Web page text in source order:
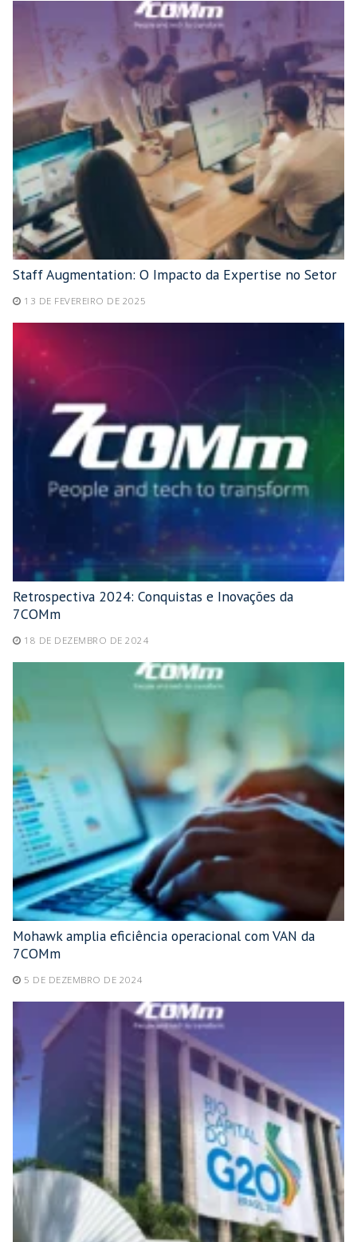
Staff Augmentation: O Impacto da Expertise no Setor
13 DE FEVEREIRO DE 2025
Retrospectiva 2024: Conquistas e Inovações da
7COMm
18 DE DEZEMBRO DE 2024
Mohawk amplia eficiência operacional com VAN da
7COMm
5 DE DEZEMBRO DE 2024